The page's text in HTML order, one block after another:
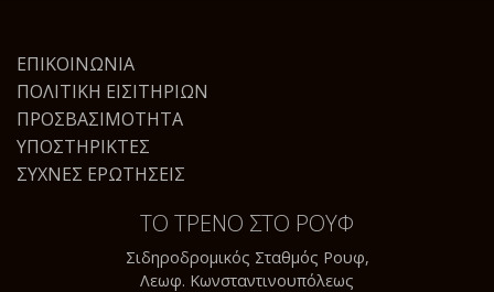
ΕΠΙΚΟΙΝΩΝΊΑ
ΠΟΛΙΤΙΚΉ ΕΙΣΙΤΗΡΊΩΝ
ΠΡΟΣΒΑΣΙΜΌΤΗΤΑ
ΥΠΟΣΤΗΡΙΚΤΈΣ
ΣΥΧΝΈΣ ΕΡΩΤΉΣΕΙΣ
ΤΟ ΤΡΕΝΟ ΣΤΟ ΡΟΥΦ
Σιδηροδρομικός Σταθμός Ρουφ,
Λεωφ. Κωνσταντινουπόλεως